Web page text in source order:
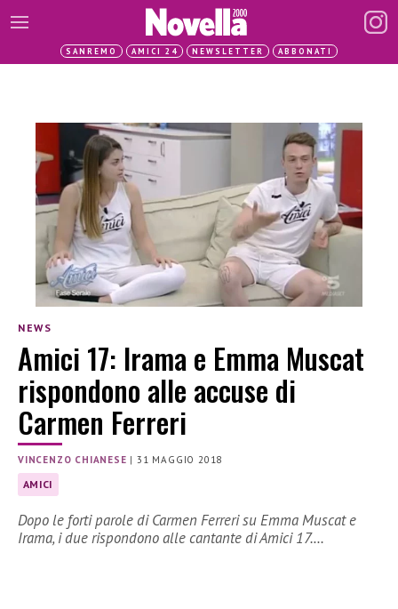
SANREMO AMICI 24 NEWSLETTER ABBONATI
NEWS
Amici 17: Irama e Emma Muscat
rispondono alle accuse di
Carmen Ferreri
VINCENZO CHIANESE |31 MAGGIO 2018
AMICI
Dopo le forti parole di Carmen Ferreri su Emma Muscat e
Irama, i due rispondono alle cantante di Amici 17.…